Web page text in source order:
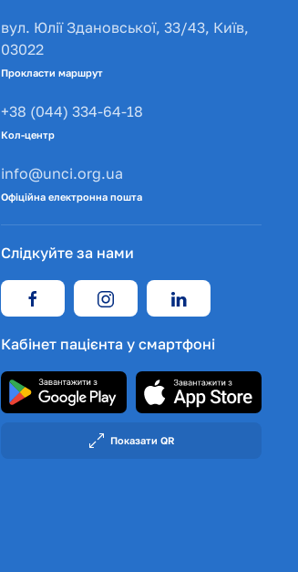
вул. Юлії Здановської, 33/43, Київ,
03022
Прокласти маршрут
+38 (044) 334-64-18
Кол-центр
info@unci.org.ua
Офіційна електронна пошта
Слідкуйте за нами
Кабінет пацієнта у смартфоні
Показати QR